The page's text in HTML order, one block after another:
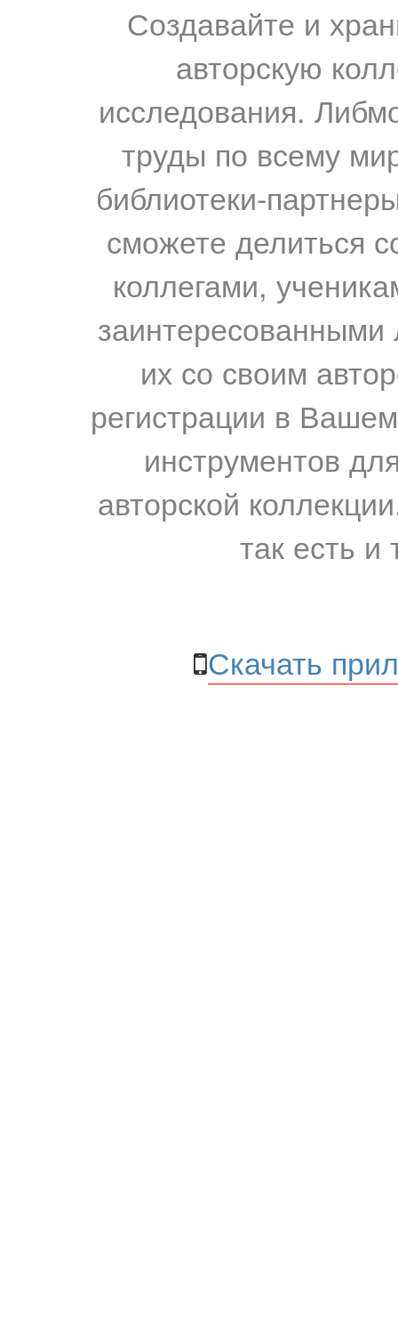
Создавайте и
авторскую
исследования.
труды по всему
библиотеки-
сможете делиться
коллегами,
их со своим
регистрации в
инструментов
авторской
так есть и
Скачать